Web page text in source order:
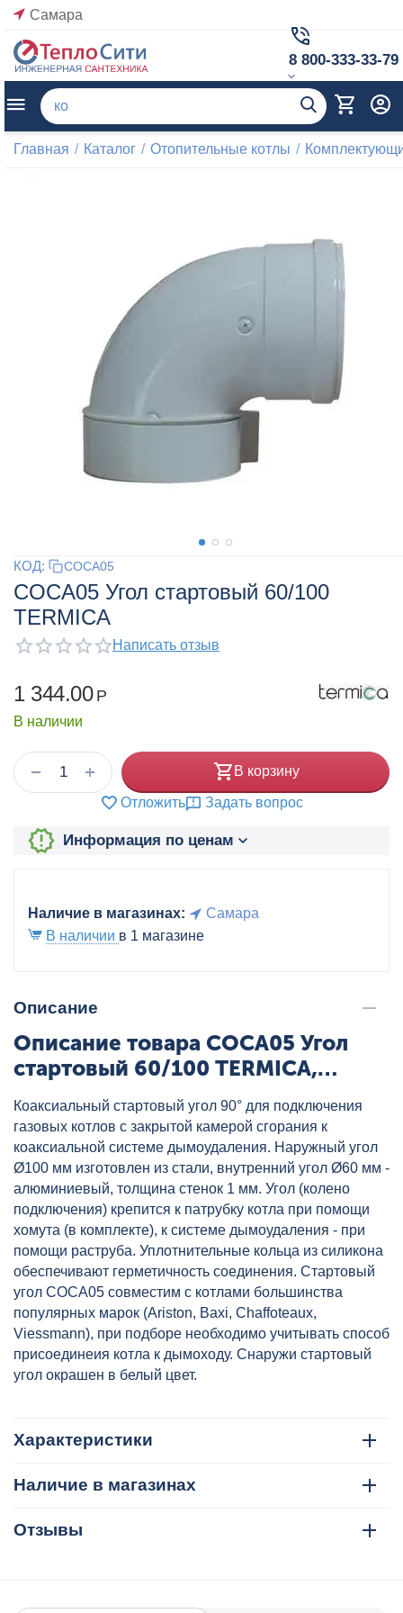
Самара
8 800-333-33-79
Главная / Каталог / Отопительные котлы /
КОД: COCA05
COCA05 Угол стартовый 60/100
TERMICA
Написать отзыв
1 344.00 Р
В наличии
+
− В корзину
Отложить Задать вопрос
Информация по ценам
Наличие в магазинах:
Самара
В наличии в 1 магазине
Описание
Описание товара COCA05 Угол
стартовый 60/100 TERMICA,
артикул: COCA05
Коаксиальный стартовый угол 90° для подключения
газовых котлов с закрытой камерой сгорания к
коаксиальной системе дымоудаления. Наружный угол
Ø100 мм изготовлен из стали, внутренний угол Ø60 мм -
алюминиевый, толщина стенок 1 мм. Угол (колено
подключения) крепится к патрубку котла при помощи
хомута (в комплекте), к системе дымоудаления - при
помощи раструба. Уплотнительные кольца из силикона
обеспечивают герметичность соединения. Стартовый
угол COCA05 совместим с котлами большинства
популярных марок (Ariston, Baxi, Chaffoteaux,
Viessmann), при подборе необходимо учитывать способ
присоединеия котла к дымоходу. Снаружи стартовый
угол окрашен в белый цвет.
Характеристики
Наличие в магазинах
Отзывы